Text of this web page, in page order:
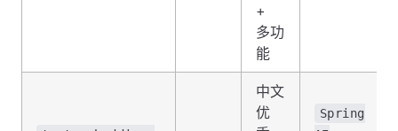
+
多功
能
中文
优
Spring